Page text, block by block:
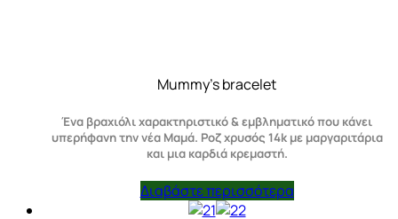
Mummy’s bracelet
Ένα βραχιόλι χαρακτηριστικό & εμβληματικό που κάνει
υπερήφανη την νέα Μαμά. Ροζ χρυσός 14k με μαργαριτάρια
και μια καρδιά κρεμαστή.
Διαβάστε περισσότερα